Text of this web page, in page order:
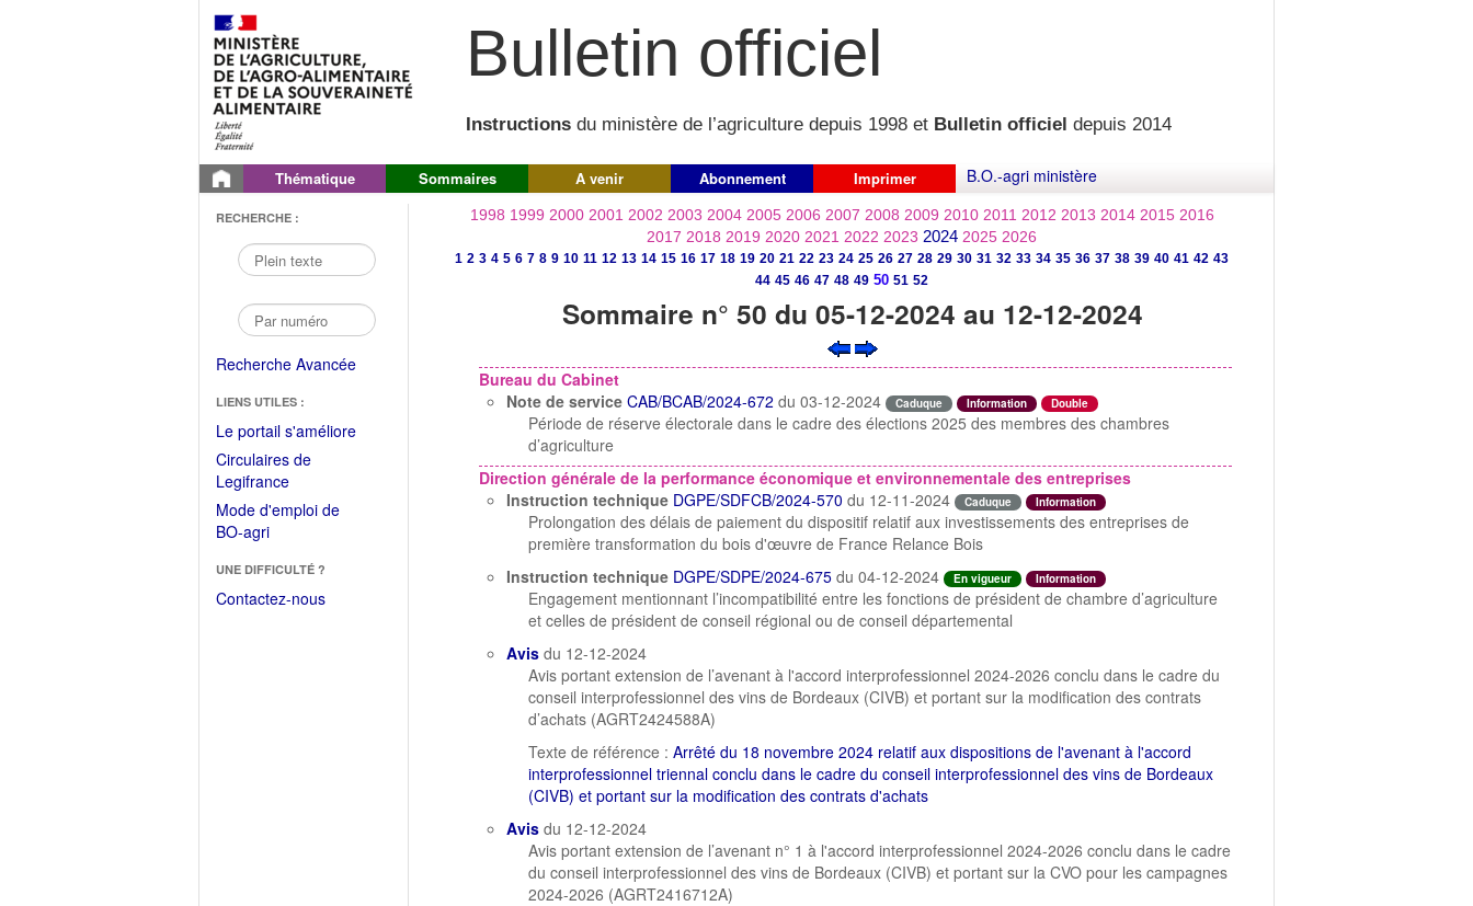
Bulletin officiel
Instructions du ministère de l’agriculture depuis 1998 et Bulletin officiel depuis 2014
Thématique Sommaires A venir Abonnement Imprimer B.O.-agri ministère
RECHERCHE :
Recherche Avancée
LIENS UTILES :
Le portail s'améliore(Fichier
Circulaires de
Legifrance(Ouvrir
dans
une
fenêtre)
Mode d'emploi de
BO-agri(Ouvrir
une
nouvelle
UNE DIFFICULTÉ ?
Contactez-nous
1998 1999 2000 2001 2002 2003 2004 2005 2006 2007 2008 2009 2010 2011 2012 2013 2014 2015 2016
2017 2018 2019 2020 2021 2022 2023 2024 2025 2026
1 2 3 4 5 6 7 8 9 10 11 12 13 14 15 16 17 18 19 20 21 22 23 24 25 26 27 28 29 30 31 32 33 34 35 36 37 38 39 40 41 42 43
44 45 46 47 48 49 50 51 52
Sommaire n° 50 du 05-12-2024 au 12-12-2024
Bureau du Cabinet
Note de service CAB/BCAB/2024-672 du 03-12-2024 Caduque Information Double
Période de réserve électorale dans le cadre des élections 2025 des membres des chambres
d’agriculture
Direction générale de la performance économique et environnementale des entreprises
Instruction technique DGPE/SDFCB/2024-570 du 12-11-2024 Caduque Information
Prolongation des délais de paiement du dispositif relatif aux investissements des entreprises de
première transformation du bois d'œuvre de France Relance Bois
Instruction technique DGPE/SDPE/2024-675 du 04-12-2024 En vigueur Information
Engagement mentionnant l’incompatibilité entre les fonctions de président de chambre d’agriculture
et celles de président de conseil régional ou de conseil départemental
Avis du 12-12-2024
Avis portant extension de l’avenant à l'accord interprofessionnel 2024-2026 conclu dans le cadre du
conseil interprofessionnel des vins de Bordeaux (CIVB) et portant sur la modification des contrats
d’achats (AGRT2424588A)
Texte de référence : Arrêté du 18 novembre 2024 relatif aux dispositions de l'avenant à l'accord
interprofessionnel triennal conclu dans le cadre du conseil interprofessionnel des vins de Bordeaux
(CIVB) et portant sur la modification des contrats d'achats
Avis du 12-12-2024
Avis portant extension de l’avenant n° 1 à l'accord interprofessionnel 2024-2026 conclu dans le cadre
du conseil interprofessionnel des vins de Bordeaux (CIVB) et portant sur la CVO pour les campagnes
2024-2026 (AGRT2416712A)